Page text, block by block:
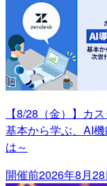
【8/28（金）】カ
基本から学ぶ、AI
は～
開催前2026年8月